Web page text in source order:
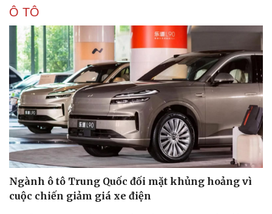
Ô TÔ
Ngành ô tô Trung Quốc đối mặt khủng hoảng vì
cuộc chiến giảm giá xe điện